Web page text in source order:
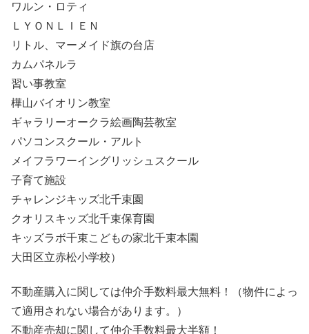
ワルン・ロティ
ＬＹＯＮＬＩＥＮ
リトル、マーメイド旗の台店
カムパネルラ
習い事教室
樺山バイオリン教室
ギャラリーオークラ絵画陶芸教室
パソコンスクール・アルト
メイフラワーイングリッシュスクール
子育て施設
チャレンジキッズ北千束園
クオリスキッズ北千束保育園
キッズラボ千束こどもの家北千束本園
大田区立赤松小学校）
不動産購入に関しては仲介手数料最大無料！（物件によっ
て適用されない場合があります。）
不動産売却に関して仲介手数料最大半額！